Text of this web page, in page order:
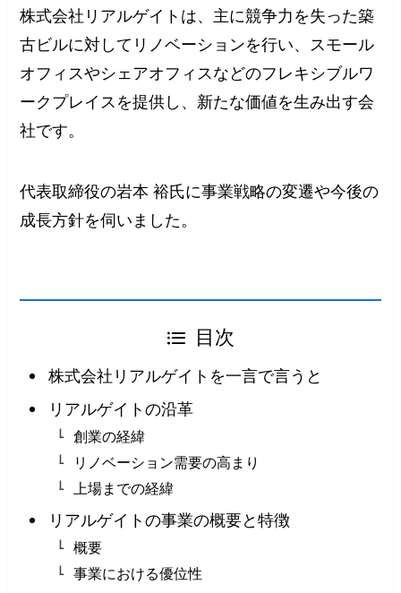
株式会社リアルゲイトは、主に競争力を失った築
古ビルに対してリノベーションを行い、スモール
オフィスやシェアオフィスなどのフレキシブルワ
ークプレイスを提供し、新たな価値を生み出す会
社です。
代表取締役の岩本 裕氏に事業戦略の変遷や今後の
成長方針を伺いました。
目次
株式会社リアルゲイトを一言で言うと
リアルゲイトの沿革
創業の経緯
リノベーション需要の高まり
上場までの経緯
リアルゲイトの事業の概要と特徴
概要
事業における優位性